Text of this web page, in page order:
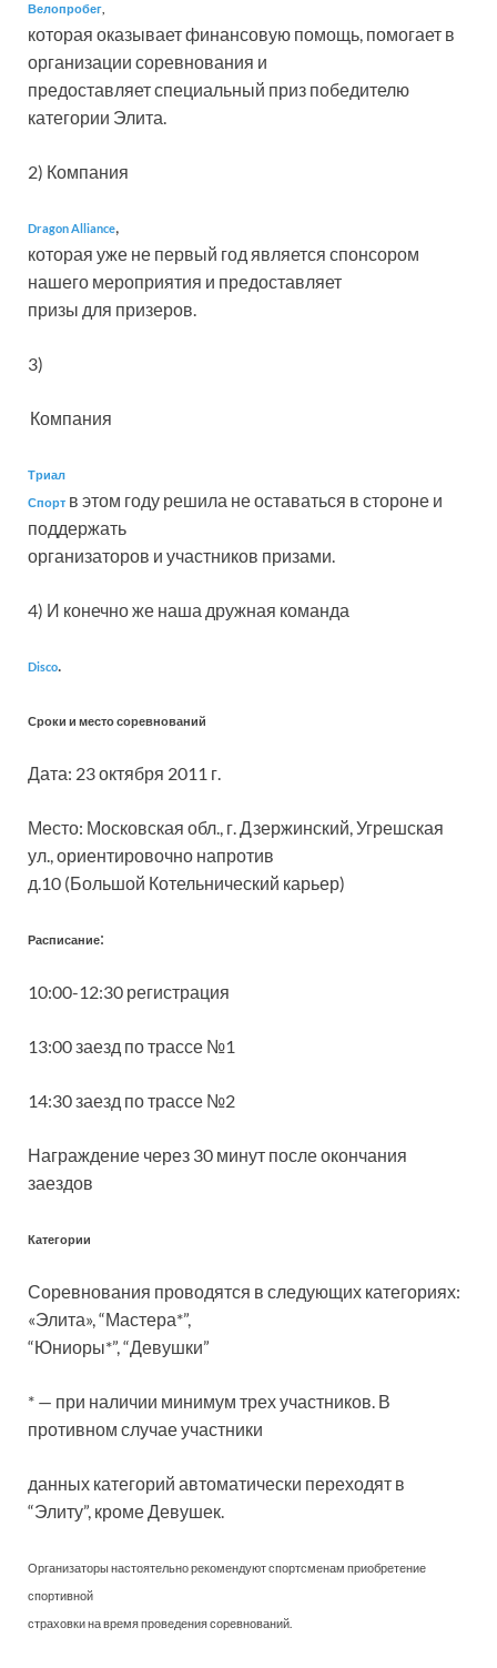
Велопробег
которая оказывает финансовую помощь, помогает в
организации соревнования и
предоставляет специальный приз победителю
категории Элита.
2) Компания
Dragon Alliance,
которая уже не первый год является спонсором
нашего мероприятия и предоставляет
призы для призеров.
3)
Компания
Триал
Спорт в этом году решила не оставаться в стороне и
поддержать
организаторов и участников призами.
4) И конечно же наша дружная команда
Disco.
Сроки и место соревнований
Дата: 23 октября 2011 г.
Место: Московская обл., г. Дзержинский, Угрешская
ул., ориентировочно напротив
д.10 (Большой Котельнический карьер)
Расписание:
10:00-12:30 регистрация
13:00 заезд по трассе №1
14:30 заезд по трассе №2
Награждение через 30 минут после окончания
заездов
Категории
Соревнования проводятся в следующих категориях:
«Элита», “Мастера*”,
“Юниоры*”, “Девушки”
* — при наличии минимум трех участников. В
противном случае участники
данных категорий автоматически переходят в
“Элиту”, кроме Девушек.
Организаторы настоятельно рекомендуют спортсменам приобретение
спортивной
страховки на время проведения соревнований.